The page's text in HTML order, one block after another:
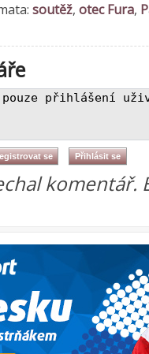
soutěž, otec Fura,
komentář.